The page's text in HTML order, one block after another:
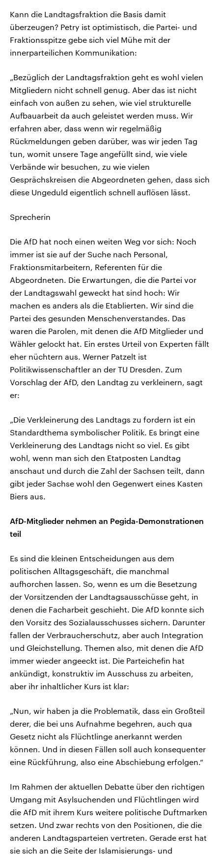
Kann die Landtagsfraktion die Basis damit
überzeugen? Petry ist optimistisch, die Partei- und
Fraktionsspitze gebe sich viel Mühe mit der
innerparteilichen Kommunikation:
„Bezüglich der Landtagsfraktion geht es wohl vielen
Mitgliedern nicht schnell genug. Aber das ist nicht
einfach von außen zu sehen, wie viel strukturelle
Aufbauarbeit da auch geleistet werden muss. Wir
erfahren aber, dass wenn wir regelmäßig
Rückmeldungen geben darüber, was wir jeden Tag
tun, womit unsere Tage angefüllt sind, wie viele
Verbände wir besuchen, zu wie vielen
Gesprächskreisen die Abgeordneten gehen, dass sich
diese Ungeduld eigentlich schnell auflösen lässt.
Sprecherin
Die AfD hat noch einen weiten Weg vor sich: Noch
immer ist sie auf der Suche nach Personal,
Fraktionsmitarbeitern, Referenten für die
Abgeordneten. Die Erwartungen, die die Partei vor
der Landtagswahl geweckt hat sind hoch: Wir
machen es anders als die Etablierten. Wir sind die
Partei des gesunden Menschenverstandes. Das
waren die Parolen, mit denen die AfD Mitglieder und
Wähler gelockt hat. Ein erstes Urteil von Experten fällt
eher nüchtern aus. Werner Patzelt ist
Politikwissenschaftler an der TU Dresden. Zum
Vorschlag der AfD, den Landtag zu verkleinern, sagt
er:
„Die Verkleinerung des Landtags zu fordern ist ein
Standardthema symbolischer Politik. Es bringt eine
Verkleinerung des Landtags nicht so viel. Es gibt
wohl, wenn man sich den Etatposten Landtag
anschaut und durch die Zahl der Sachsen teilt, dann
gibt jeder Sachse wohl den Gegenwert eines Kasten
Biers aus.
AfD-Mitglieder nehmen an Pegida-Demonstrationen
teil
Es sind die kleinen Entscheidungen aus dem
politischen Alltagsgeschäft, die manchmal
aufhorchen lassen. So, wenn es um die Besetzung
der Vorsitzenden der Landtagsausschüsse geht, in
denen die Facharbeit geschieht. Die AfD konnte sich
den Vorsitz des Sozialausschusses sichern. Darunter
fallen der Verbraucherschutz, aber auch Integration
und Gleichstellung. Themen also, mit denen die AfD
immer wieder angeeckt ist. Die Parteichefin hat
ankündigt, konstruktiv im Ausschuss zu arbeiten,
aber ihr inhaltlicher Kurs ist klar:
„Nun, wir haben ja die Problematik, dass ein Großteil
derer, die bei uns Aufnahme begehren, auch qua
Gesetz nicht als Flüchtlinge anerkannt werden
können. Und in diesen Fällen soll auch konsequenter
eine Rückführung, also eine Abschiebung erfolgen.“
Im Rahmen der aktuellen Debatte über den richtigen
Umgang mit Asylsuchenden und Flüchtlingen wird
die AfD mit ihrem Kurs weitere politische Duftmarken
setzen. Und zwar rechts von den Positionen, die die
anderen Landtagsparteien vertreten. Gerade erst hat
sie sich an die Seite der Islamisierungs- und